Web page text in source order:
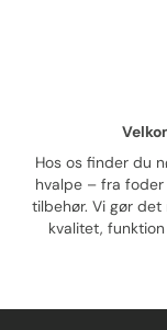
Hos os finder du
hvalpe – fra
tilbehør. Vi gør
kvalitet,